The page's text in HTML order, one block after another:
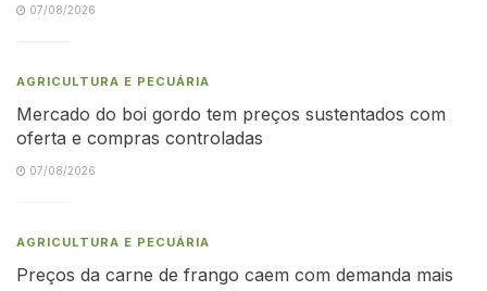
07/08/2026
AGRICULTURA E PECUÁRIA
Mercado do boi gordo tem preços sustentados com
oferta e compras controladas
07/08/2026
AGRICULTURA E PECUÁRIA
Preços da carne de frango caem com demanda mais